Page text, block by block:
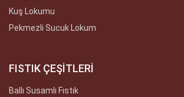
Kuş Lokumu
Pekmezli Sucuk Lokum
FISTIK ÇEŞİTLERİ
Ballı Susamlı Fıstık